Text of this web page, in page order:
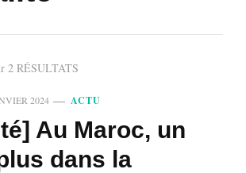
2 RÉSULTATS
2024 ACTU
Au Maroc, un
dans la